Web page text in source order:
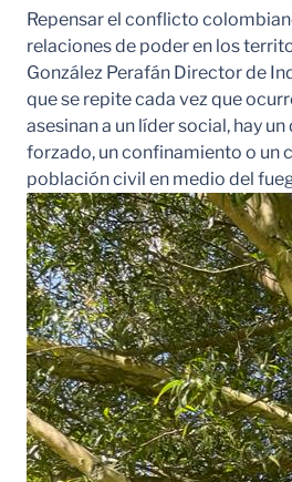
Repensar el conflicto
relaciones de poder en los
González Perafán Director de
que se repite cada vez que
asesinan a un líder social, hay
forzado, un confinamiento o un
población civil en medio del